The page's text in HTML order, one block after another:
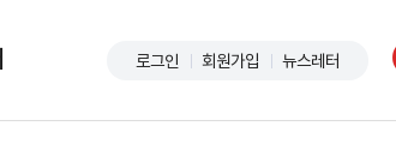
로그인 회원가입 뉴스레터